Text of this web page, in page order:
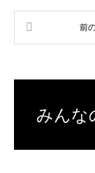
みん